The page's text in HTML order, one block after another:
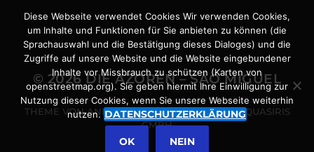
DO ARAÚJO
© 2026DIE AZOREN – SÃO MIGUEL
THEME VONANDERS NORÉNPOWERED BYQUASIRIS
GMBH
Diese Webseite verwendet Cookies Wir verwenden Cookies,
um Inhalte und Funktionen für Sie anbieten zu können (die
Sprachauswahl und die Bestätigung dieses Dialoges) und die
Zugriffe auf unsere Website und die Website eingebundener
Inhalte vor Missbrauch zu schützen (Karten von
openstreetmap.org). Sie geben hiermit Ihre Einwilligung zur
Nutzung dieser Cookies, wenn Sie unsere Webseite weiterhin
nutzen.DATENSCHUTZERKLÄRUNG
OK NEIN